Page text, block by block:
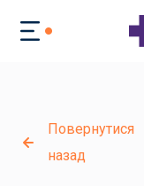
Повернутися
назад